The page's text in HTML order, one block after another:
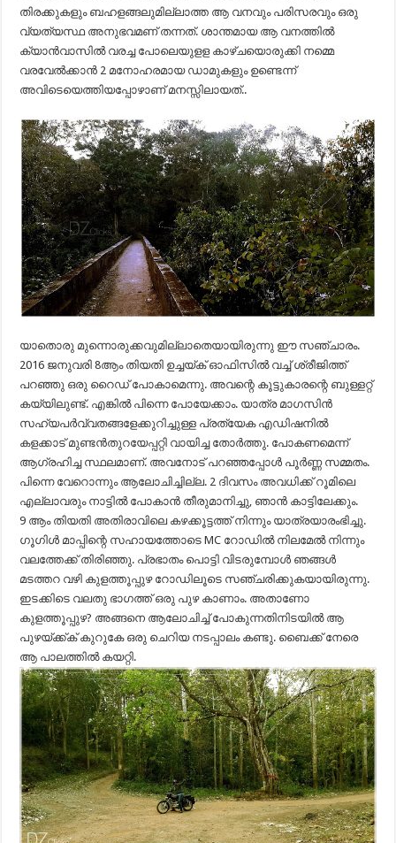
തിരക്കുകളും ബഹളങ്ങലുമില്ലാത്ത ആ വനവും പരിസരവും ഒരു
വ്യത്യസ്ഥ അനുഭവമണ് തന്നത്. ശാന്തമായ ആ വനത്തിൽ
ക്യാൻവാസിൽ വരച്ച പോലെയുളള കാഴ്ചയൊരുക്കി നമ്മെ
വരവേൽക്കാൻ 2 മനോഹരമായ ഡാമുകളും ഉണ്ടെന്ന്
അവിടെയെത്തിയപ്പോഴാണ് മനസ്സിലായത്..
യാതൊരു മുന്നൊരുക്കവുമില്ലാതെയായിരുന്നു ഈ സഞ്ചാരം.
2016 ജനുവരി 8ആം തിയതി ഉച്ചയ്ക്‌ ഓഫിസിൽ വച്ച്‌ ശ്രീജിത്ത്‌
പറഞ്ഞു ഒരു റൈഡ് പോകാമെന്നു. അവന്റെ കൂട്ടുകാരന്റെ ബുള്ളറ്റ്‌
കയ്യിലുണ്ട്‌. എങ്കിൽ പിന്നെ പോയേക്കാം. യാത്ര മാഗസിൻ
സഹ്യപർവ്വതങ്ങളേക്കുറിച്ചുള്ള പ്രത്യേക എഡിഷനിൽ
കളക്കാട്‌ മുണ്ടൻതുറയേപ്പറ്റി വായിച്ച തോർത്തു. പോകണമെന്ന്
ആഗ്രഹിച്ച സ്ഥലമാണ്‌. അവനോട്‌ പറഞ്ഞപ്പോൾ പൂർണ്ണ സമ്മതം.
പിന്നെ വേറൊന്നും ആലോചിച്ചില്ല. 2 ദിവസം അവധിക്ക്‌ റൂമിലെ
എല്ലാവരും നാട്ടിൽ പോകാൻ തീരുമാനിച്ചു, ഞാൻ കാട്ടിലേക്കും.
9 ആം തിയതി അതിരാവിലെ കഴക്കൂട്ടത്ത്‌ നിന്നും യാത്രയാരംഭിച്ചു.
ഗൂഗിൾ മാപ്പിന്റെ സഹായത്തോടെ MC റോഡിൽ നിലമേൽ നിന്നും
വലത്തേക്ക്‌ തിരിഞ്ഞു. പ്രഭാതം പൊട്ടി വിടരുമ്പോൾ ഞങ്ങൾ
മടത്തറ വഴി കുളത്തൂപ്പുഴ റോഡിലൂടെ സഞ്ചരിക്കുകയായിരുന്നു.
ഇടക്കിടെ വലതു ഭാഗത്ത്‌ ഒരു പുഴ കാണാം. അതാണോ
കുളത്തൂപ്പുഴ? അങ്ങനെ ആലോചിച്ച്‌ പോകുന്നതിനിടയിൽ ആ
പുഴയ്ക്ക്ക്‌ കുറുകേ ഒരു ചെറിയ നടപ്പാലം കണ്ടു. ബൈക്ക്‌ നേരെ
ആ പാലത്തിൽ കയറ്റി.